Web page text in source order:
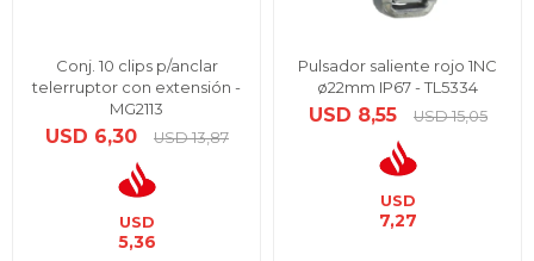
Conj. 10 clips p/anclar
telerruptor con extensión -
MG2113
USD 6,30 USD 13,87
USD
5,36
Pulsador saliente rojo 1NC
ø22mm IP67 - TL5334
USD 8,55 USD 15,05
USD
7,27